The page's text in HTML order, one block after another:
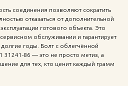
соединения позволяют сократить
отказаться от дополнительной
готового объекта. Это
обслуживании и гарантирует
годы. Болт с облегчённой
31241-86 — это не просто метиз, а
для тех, кто ценит каждый грамм